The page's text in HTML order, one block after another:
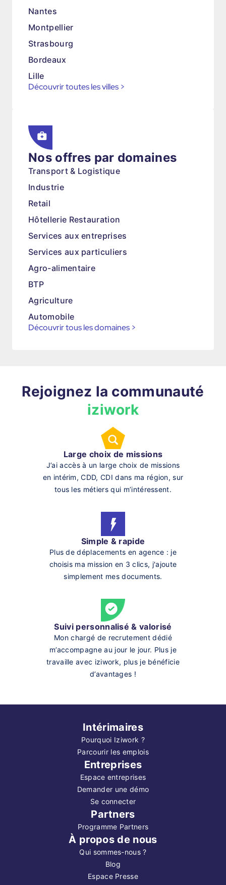
Nantes
Montpellier
Strasbourg
Bordeaux
Lille
Découvrir toutes les villes >
Nos offres par domaines
Transport & Logistique
Industrie
Retail
Hôtellerie Restauration
Services aux entreprises
Services aux particuliers
Agro-alimentaire
BTP
Agriculture
Automobile
Découvrir tous les domaines >
Rejoignez la communauté
iziwork
Large choix de missions
J’ai accès à un large choix de missions
en intérim, CDD, CDI dans ma région, sur
tous les métiers qui m’intéressent.
Simple & rapide
Plus de déplacements en agence : je
choisis ma mission en 3 clics, j'ajoute
simplement mes documents.
Suivi personnalisé & valorisé
Mon chargé de recrutement dédié
m’accompagne au jour le jour. Plus je
travaille avec iziwork, plus je bénéficie
d’avantages !
Intérimaires
Pourquoi Iziwork ?
Parcourir les emplois
Entreprises
Espace entreprises
Demander une démo
Se connecter
Partners
Programme Partners
À propos de nous
Qui sommes-nous ?
Blog
Espace Presse